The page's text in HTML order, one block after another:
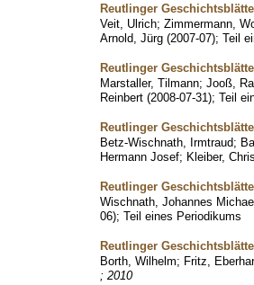
Reutlinger
Veit, Ulrich; Zimmermann,
Arnold, Jürg (2007-07); Teil
Reutlinger
Marstaller, Tilmann; Jooß,
Reinbert (2008-07-31); Teil
Reutlinger
Betz-Wischnath, Irmtraud;
Hermann Josef; Kleiber,
Reutlinger
Wischnath, Johannes
06); Teil eines Periodikums
Reutlinger
Borth, Wilhelm; Fritz,
; 2010